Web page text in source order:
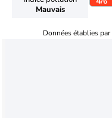
Mauvais
Données établies par